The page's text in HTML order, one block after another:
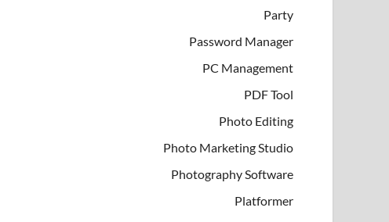
Party
Password Manager
PC Management
PDF Tool
Photo Editing
Photo Marketing Studio
Photography Software
Platformer